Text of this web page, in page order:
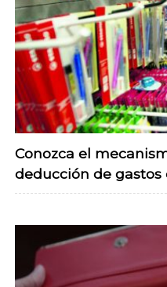
Conozca el
deducción de gastos